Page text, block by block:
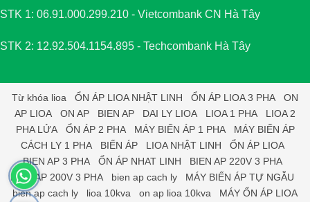
STK 1: 06.91.000.299.210 - Vietcombank CN Hà Tây
STK 2: 12.92.504.1154.895 - Techcombank Hà Tây
Từ khóa lioa ỔN ÁP LIOA NHẬT LINH ỔN ÁP LIOA 3 PHA
ON
AP LIOA
ON AP BIEN AP DAI LY LIOA LIOA 1 PHA
LIOA 2
PHA LỬA
ỔN ÁP 2 PHA MÁY BIẾN ÁP 1 PHA
MÁY BIẾN ÁP
CÁCH LY 1 PHA
BIẾN ÁP LIOA NHẬT LINH
ỔN ÁP LIOA
BIEN AP 3 PHA
ỔN ÁP NHAT LINH
BIEN AP 220V 3 PHA
BIEN AP 200V 3 PHA
bien ap cach ly
MÁY BIẾN ÁP TỰ NGẪU
bien ap cach ly
lioa 10kva on ap lioa 10kva MÁY ỔN ÁP LIOA